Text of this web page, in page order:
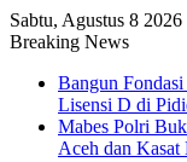
Sabtu, Agustus 8 2026
Breaking News
Bangun
Lisensi D di
Mabes Polri
Aceh dan Kasat